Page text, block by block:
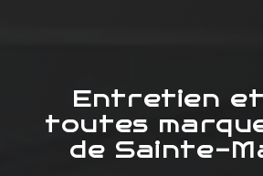
Entretien et
toutes
de Sainte-